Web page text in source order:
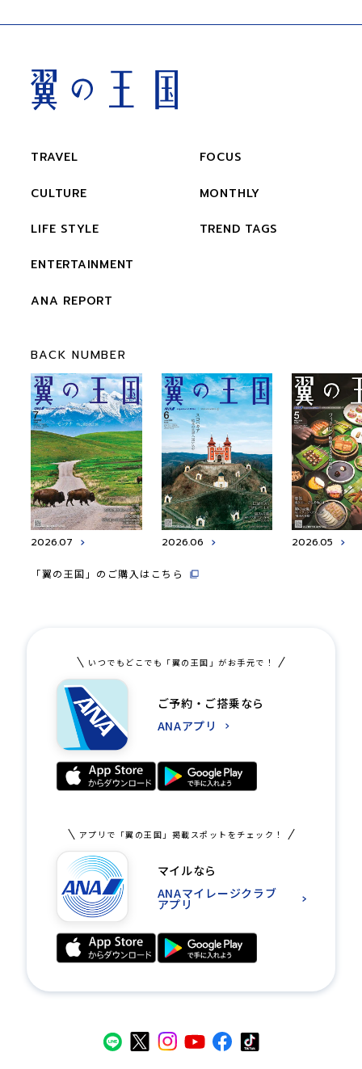
TRAVEL
CULTURE
LIFE STYLE
ENTERTAINMENT
ANA REPORT
FOCUS
MONTHLY
TREND TAGS
BACK NUMBER
2026.07 2026.06 2026.05
「翼の王国」のご購入はこちら
いつでもどこでも「翼の王国」がお手元で！
ご予約・ご搭乗なら
ANAアプリ
アプリで「翼の王国」掲載スポットをチェック！
マイルなら
ANAマイレージクラブ
アプリ